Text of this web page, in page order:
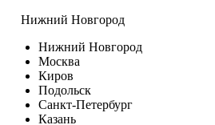
Нижний Новгород
Нижний Новгород
Москва
Киров
Подольск
Санкт-Петербург
Казань